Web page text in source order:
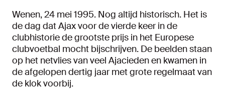
Wenen, 24 mei 1995. Nog altijd historisch. Het is
de dag dat Ajax voor de vierde keer in de
clubhistorie de grootste prijs in het Europese
clubvoetbal mocht bijschrijven. De beelden staan
op het netvlies van veel Ajacieden en kwamen in
de afgelopen dertig jaar met grote regelmaat van
de klok voorbij.